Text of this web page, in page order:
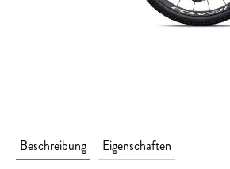
Beschreibung Eigenschaften